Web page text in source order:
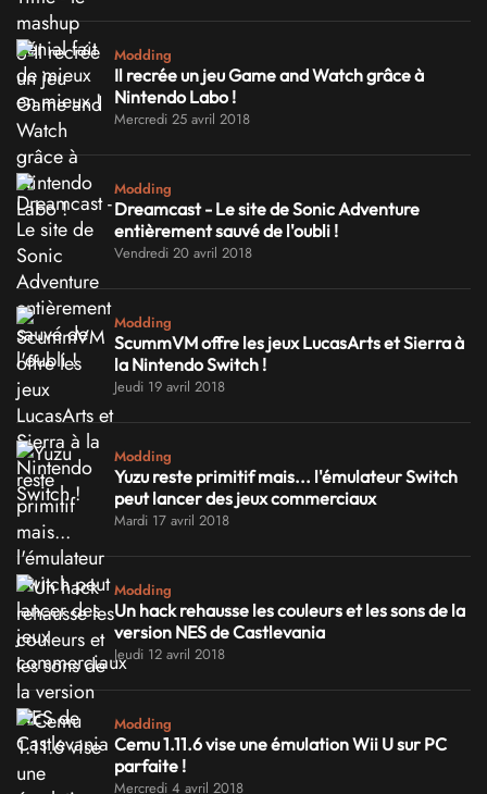
Modding
Il recrée un jeu Game and Watch grâce à
Nintendo Labo !
Mercredi 25 avril 2018
Modding
Dreamcast - Le site de Sonic Adventure
entièrement sauvé de l'oubli !
Vendredi 20 avril 2018
Modding
ScummVM offre les jeux LucasArts et Sierra à
la Nintendo Switch !
Jeudi 19 avril 2018
Modding
Yuzu reste primitif mais... l'émulateur Switch
peut lancer des jeux commerciaux
Mardi 17 avril 2018
Modding
Un hack rehausse les couleurs et les sons de la
version NES de Castlevania
Jeudi 12 avril 2018
Modding
Cemu 1.11.6 vise une émulation Wii U sur PC
parfaite !
Mercredi 4 avril 2018